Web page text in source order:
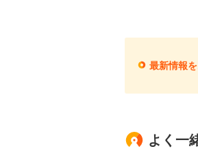
最新情報
よく一